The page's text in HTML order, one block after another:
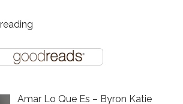
Amar Lo Que Es – Byron Katie